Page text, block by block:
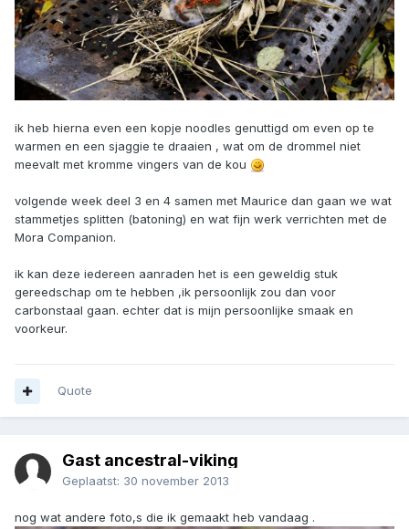
ik heb hierna even een kopje noodles genuttigd om even op te
warmen en een sjaggie te draaien , wat om de drommel niet
meevalt met kromme vingers van de kou
volgende week deel 3 en 4 samen met Maurice dan gaan we wat
stammetjes splitten (batoning) en wat fijn werk verrichten met de
Mora Companion.
ik kan deze iedereen aanraden het is een geweldig stuk
gereedschap om te hebben ,ik persoonlijk zou dan voor
carbonstaal gaan. echter dat is mijn persoonlijke smaak en
voorkeur.
Quote
Gast ancestral-viking
Geplaatst: 30 november 2013
nog wat andere foto,s die ik gemaakt heb vandaag .